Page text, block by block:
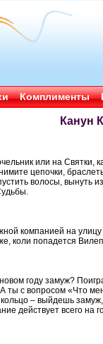
Комплименты
Канун
или на
цепочки,
волосы, вынуть
компанией на
коли попадется
году замуж?
ты с вопросом «Что
– выйдешь
действует всего на